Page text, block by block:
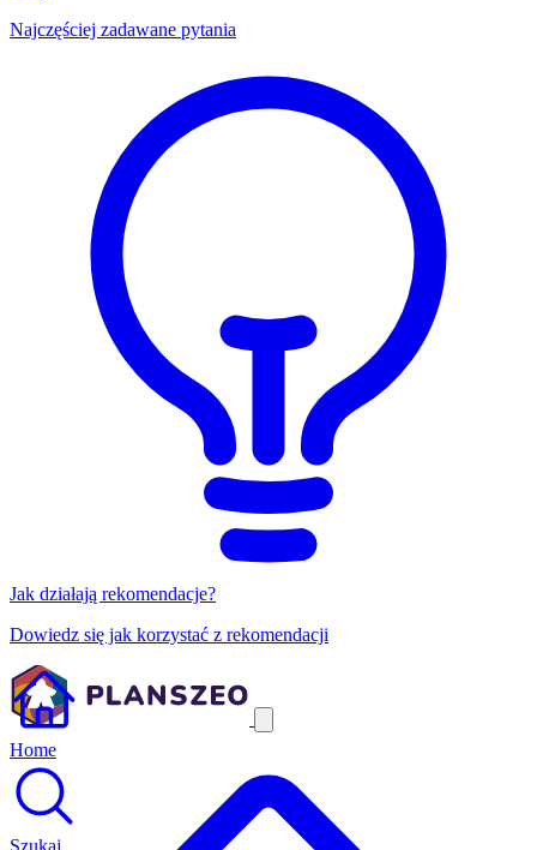
Najczęściej zadawane pytania
Jak działają rekomendacje?
Dowiedz się jak korzystać z rekomendacji
Home
Szukaj